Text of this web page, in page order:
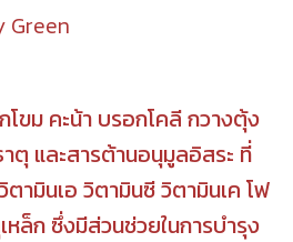
Green
โขม คะน้า บรอกโคลี กวางตุ้ง
ตุ และสารต้านอนุมูลอิสระ ที่
มินเอ วิตามินซี วิตามินเค โฟ
หล็ก ซึ่งมีส่วนช่วยในการบำรุง